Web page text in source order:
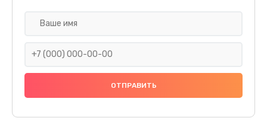
Замена экрана
990 руб.